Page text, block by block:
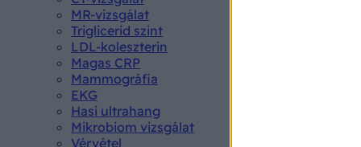
MR-vizsgálat
Triglicerid szint
LDL-koleszterin
Magas CRP
Mammográfia
EKG
Hasi ultrahang
Mikrobiom vizsgálat
Vérvétel